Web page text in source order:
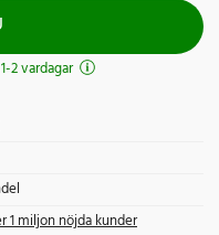
2 vardagar
1 miljon nöjda kunder